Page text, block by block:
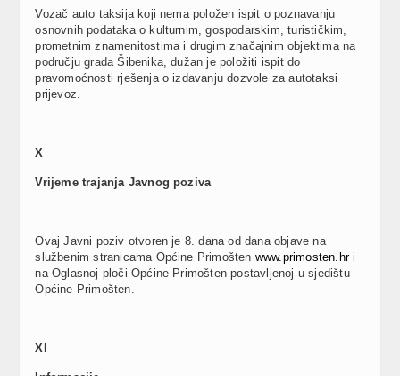
Vozač auto taksija koji nema položen ispit o poznavanju
osnovnih podataka o kulturnim, gospodarskim, turističkim,
prometnim znamenitostima i drugim značajnim objektima na
području grada Šibenika, dužan je položiti ispit do
pravomoćnosti rješenja o izdavanju dozvole za autotaksi
prijevoz.
X
Vrijeme trajanja Javnog poziva
Ovaj Javni poziv otvoren je 8. dana od dana objave na
službenim stranicama Općine Primošten www.primosten.hri
na Oglasnoj ploči Općine Primošten postavljenoj u sjedištu
Općine Primošten.
XI